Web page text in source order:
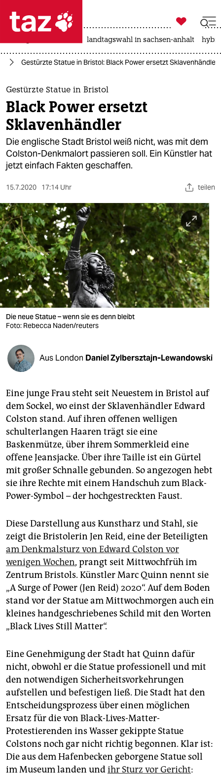
 taz zahl ich
taz zahl ich
themen
politik
öko
gesellschaft
sport
berlin
nord
wahrheit
verlag
verlag
veranstaltungen
shop
fragen & hilfe
abo
genossenschaft
epaper login

taz zahl ich
landtagswahl in sachsen-anhalt
Gestürzte Statue in Bristol: Black Power ersetzt Sklavenhändler
Gestürzte Statue in Bristol
Black Power ersetzt
Sklavenhändler
Die englische Stadt Bristol weiß nicht, was mit dem
Colston-Denkmalort passieren soll. Ein Künstler hat
jetzt einfach Fakten geschaffen.
15.7.2020 17:14 Uhr teilen
Die neue Statue – wenn sie es denn bleibt
Foto: Rebecca Naden/reuters
Aus London Daniel Zylbersztajn-Lewandowski
Eine junge Frau steht seit Neuestem in Bristol auf
dem Sockel, wo einst der Sklavenhändler Edward
Colston stand. Auf ihren offenen welligen
schulterlangen Haaren trägt sie eine
Baskenmütze, über ihrem Sommerkleid eine
offene Jeansjacke. Über ihre Taille ist ein Gürtel
mit großer Schnalle gebunden. So angezogen hebt
sie ihre Rechte mit einem Handschuh zum Black-
Power-Symbol – der hochgestreckten Faust.
Diese Darstellung aus Kunstharz und Stahl, sie
zeigt die Bristolerin Jen Reid, eine der Beteiligten
am Denkmalsturz von Edward Colston vor
wenigen Wochen, prangt seit Mittwochfrüh im
Zentrum Bristols. Künstler Marc Quinn nennt sie
„A Surge of Power (Jen Reid) 2020“. Auf dem Boden
stand vor der Statue am Mittwochmorgen auch ein
kleines handgeschriebenes Schild mit den Worten
„Black Lives Still Matter“.
Eine Genehmigung der Stadt hat Quinn dafür
nicht, obwohl er die Statue professionell und mit
den notwendigen Sicherheitsvorkehrungen
aufstellen und befestigen ließ. Die Stadt hat den
Entscheidungsprozess über einen möglichen
Ersatz für die von Black-Lives-Matter-
Protestierenden ins Wasser gekippte Statue
Colstons noch gar nicht richtig begonnen. Klar ist:
Die aus dem Hafenbecken geborgene Statue soll
im Museum landen undihr Sturz vor Gericht: